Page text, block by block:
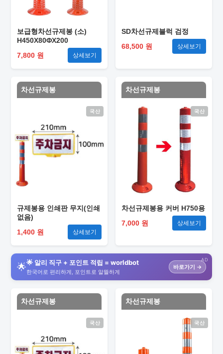
보급형차선규제봉 (소)
H450X80ΦX200
7,800 원
상세보기
SD차선규제블럭 검정
68,500 원
상세보기
차선규제봉
국산
규제봉용 인쇄판 무지(인쇄
없음)
1,400 원
상세보기
차선규제봉
국산
차선규제봉용 커버 H750용
7,000 원
상세보기
AD
🌟🌟 알리 직구 + 포인트 적립 = worldbot
한국어로 편리하게, 포인트로 알뜰하게
바로가기 →
차선규제봉
국산
차선규제봉
국산